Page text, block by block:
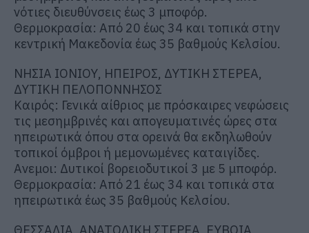
νότιες διευθύνσεις έως 3 μποφόρ.
Θερμοκρασία: Από 20 έως 34 και τοπικά στην
κεντρική Μακεδονία έως 35 βαθμούς Κελσίου.
ΝΗΣΙΑ ΙΟΝΙΟΥ, ΗΠΕΙΡΟΣ, ΔΥΤΙΚΗ ΣΤΕΡΕΑ,
ΔΥΤΙΚΗ ΠΕΛΟΠΟΝΝΗΣΟΣ
Καιρός: Γενικά αίθριος με πρόσκαιρες νεφώσεις
τις μεσημβρινές και απογευματινές ώρες στα
ηπειρωτικά όπου στα ορεινά θα εκδηλωθούν
τοπικοί όμβροι ή μεμονωμένες καταιγίδες.
Ανεμοι: Δυτικοί βορειοδυτικοί 3 με 5 μποφόρ.
Θερμοκρασία: Από 21 έως 34 και τοπικά στα
ηπειρωτικά έως 35 βαθμούς Κελσίου.
ΘΕΣΣΑΛΙΑ, ΑΝΑΤΟΛΙΚΗ ΣΤΕΡΕΑ, ΕΥΒΟΙΑ,